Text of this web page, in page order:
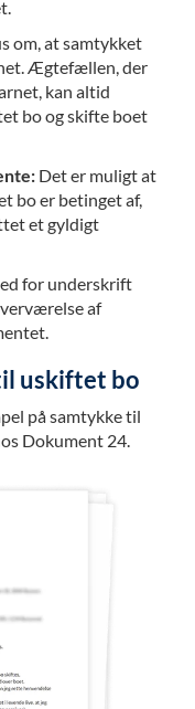
om, at samtykket
Ægtefællen, der
kan altid
bo og skifte boet
Det er muligt at
bo er betinget af,
et gyldigt
for underskrift
af
uskiftet bo
på samtykke til
Dokument 24.